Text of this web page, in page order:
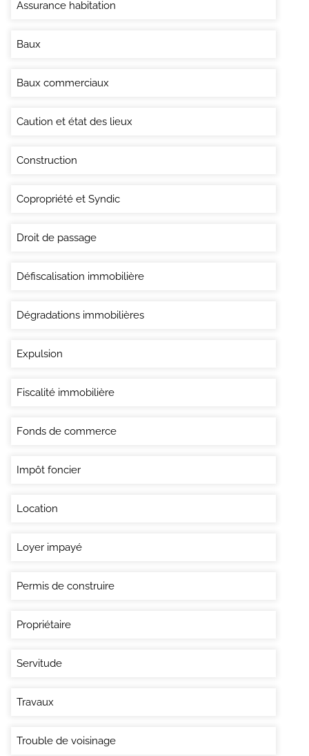
Assurance habitation
Baux
Baux commerciaux
Caution et état des lieux
Construction
Copropriété et Syndic
Droit de passage
Défiscalisation immobilière
Dégradations immobilières
Expulsion
Fiscalité immobilière
Fonds de commerce
Impôt foncier
Location
Loyer impayé
Permis de construire
Propriétaire
Servitude
Travaux
Trouble de voisinage